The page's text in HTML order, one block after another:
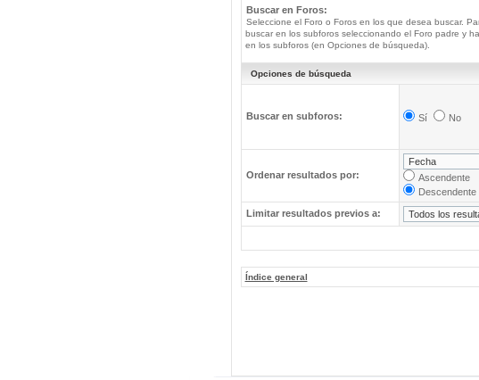
Buscar en Foros:
Seleccione el Foro o Foros en los que desea buscar.
buscar en los subforos seleccionando el Foro padre y
en los subforos (en Opciones de búsqueda).
Opciones de búsqueda
Buscar en subforos: Sí No
Ordenar resultados por:
Ascendente
Descendente
Limitar resultados previos a:
Índice general